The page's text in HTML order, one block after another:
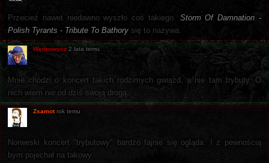
Przecież nawet niedawno wyszło coś takiego. Storm Of Damnation -
Polish Tyrants - Tribute To Bathory się to nazywa.
Wędrowycz 2 lata temu
Mnie chodzi o koncert takich rodzimych gwiazd, a nie tam trybuty. O
nich wiem nie od dziś swoją drogą.
Zsamot rok temu
Norweski koncert "trybutowy" bardzo fajnie się ogląda. I z pewnością
bym pojechał na takowy.